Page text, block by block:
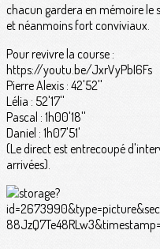
chacun gardera en mémoire le
et néanmoins fort conviviaux.
Pour revivre la course :
https://youtu.be/JxrVyPbI6Fs
Pierre Alexis : 42'52''
Lélia : 52'17''
Pascal : 1h00'18''
Daniel : 1h07'51'
(Le direct est entrecoupé
arrivées).